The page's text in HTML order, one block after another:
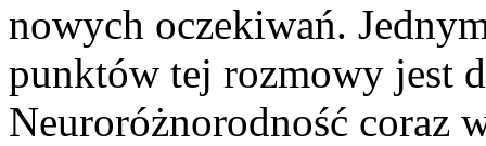
nowych oczekiwań.
punktów tej rozmowy jest
Neuroróżnorodność coraz